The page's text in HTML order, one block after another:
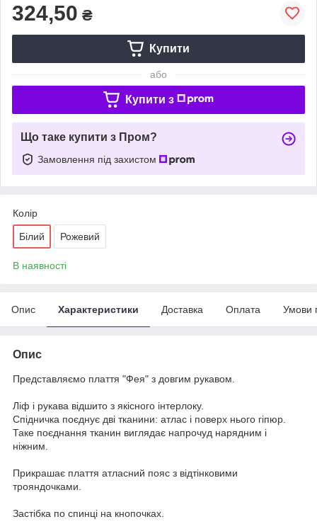
324,50 ₴
Купити
або
Купити з
Що таке купити з Пром?
Замовлення під захистом
Колір
Білий Рожевий
В наявності
Опис Характеристики Доставка Оплата Умови
Опис
Представляємо плаття "Фея" з довгим рукавом.
Ліф і рукава відшито з якісного інтерлоку.
Спідничка поєднує дві тканини: атлас і поверх нього гіпюр.
Таке поєднання тканин виглядає напрочуд нарядним і
ніжним.
Прикрашає плаття атласний пояс з відтінковими
трояндочками.
Застібка по спинці на кнопочках.